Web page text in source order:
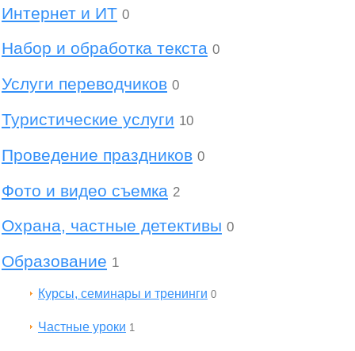
Интернет и ИТ 0
Набор и обработка текста 0
Услуги переводчиков 0
Туристические услуги 10
Проведение праздников 0
Фото и видео съемка 2
Охрана, частные детективы 0
Образование 1
Курсы, семинары и тренинги 0
Частные уроки 1